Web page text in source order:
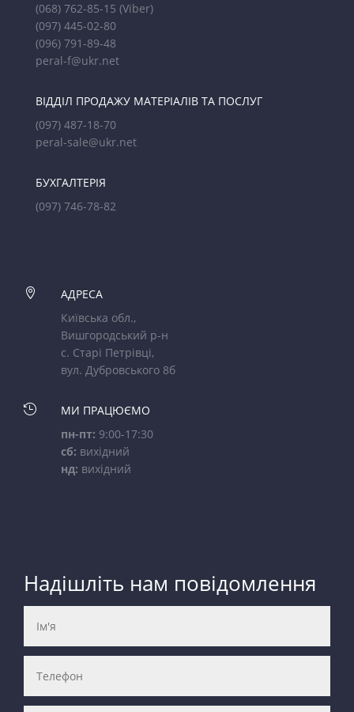
(068) 762-85-15 (Viber)
(097) 445-02-80
(096) 791-89-48
peral-f@ukr.net
ВІДДІЛ ПРОДАЖУ МАТЕРІАЛІВ ТА ПОСЛУГ
(097) 487-18-70
peral-sale@ukr.net
БУХГАЛТЕРІЯ
(097) 746-78-82

АДРЕСА
Київська обл.,
Вишгородський р-н
с. Старі Петрівці,
вул. Дубровського 8б

МИ ПРАЦЮЄМО
пн-пт: 9:00-17:30
сб: вихідний
нд: вихідний
Надішліть нам повідомлення